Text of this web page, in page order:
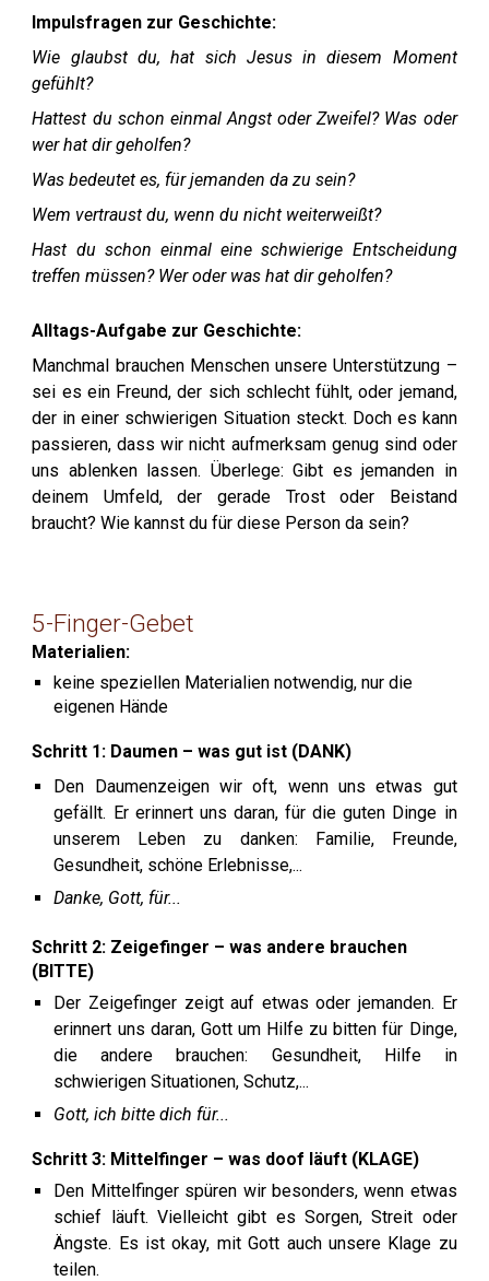
Impulsfragen zur Geschichte:
Wie glaubst du, hat sich Jesus in diesem Moment
gefühlt?
Hattest du schon einmal Angst oder Zweifel? Was oder
wer hat dir geholfen?
Was bedeutet es, für jemanden da zu sein?
Wem vertraust du, wenn du nicht weiterweißt?
Hast du schon einmal eine schwierige Entscheidung
treffen müssen? Wer oder was hat dir geholfen?
Alltags-Aufgabe zur Geschichte:
Manchmal brauchen Menschen unsere Unterstützung –
sei es ein Freund, der sich schlecht fühlt, oder jemand,
der in einer schwierigen Situation steckt. Doch es kann
passieren, dass wir nicht aufmerksam genug sind oder
uns ablenken lassen. Überlege: Gibt es jemanden in
deinem Umfeld, der gerade Trost oder Beistand
braucht? Wie kannst du für diese Person da sein?
5-Finger-Gebet
Materialien:
keine speziellen Materialien notwendig, nur die
eigenen Hände
Schritt 1: Daumen – was gut ist (DANK)
Den Daumenzeigen wir oft, wenn uns etwas gut
gefällt. Er erinnert uns daran, für die guten Dinge in
unserem Leben zu danken: Familie, Freunde,
Gesundheit, schöne Erlebnisse,...
Danke, Gott, für...
Schritt 2: Zeigefinger – was andere brauchen
(BITTE)
Der Zeigefinger zeigt auf etwas oder jemanden. Er
erinnert uns daran, Gott um Hilfe zu bitten für Dinge,
die andere brauchen: Gesundheit, Hilfe in
schwierigen Situationen, Schutz,...
Gott, ich bitte dich für...
Schritt 3: Mittelfinger – was doof läuft (KLAGE)
Den Mittelfinger spüren wir besonders, wenn etwas
schief läuft. Vielleicht gibt es Sorgen, Streit oder
Ängste. Es ist okay, mit Gott auch unsere Klage zu
teilen.